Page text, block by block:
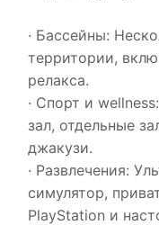
· Бассейны:
территории,
релакса.
· Спорт и
зал, отдельные
джакузи.
· Развлечения:
симулятор,
PlayStation и